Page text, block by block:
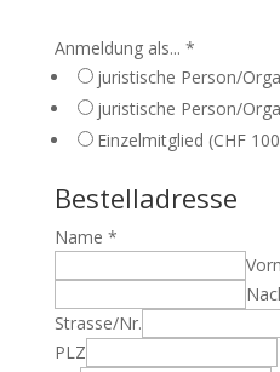
Anmeldung als... *
juristische Person/
juristische Person/
Einzelmitglied (CHF
Bestelladresse
Name *
Strasse/Nr.
PLZ